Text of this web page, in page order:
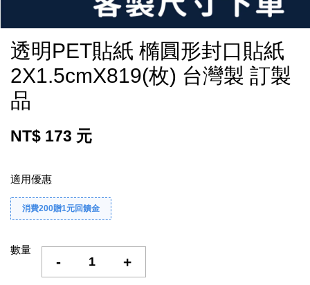
透明PET貼紙 橢圓形封口貼紙
2X1.5cmX819(枚) 台灣製 訂製
品
NT$ 173 元
適用優惠
消費200贈1元回饋金
數量
- +